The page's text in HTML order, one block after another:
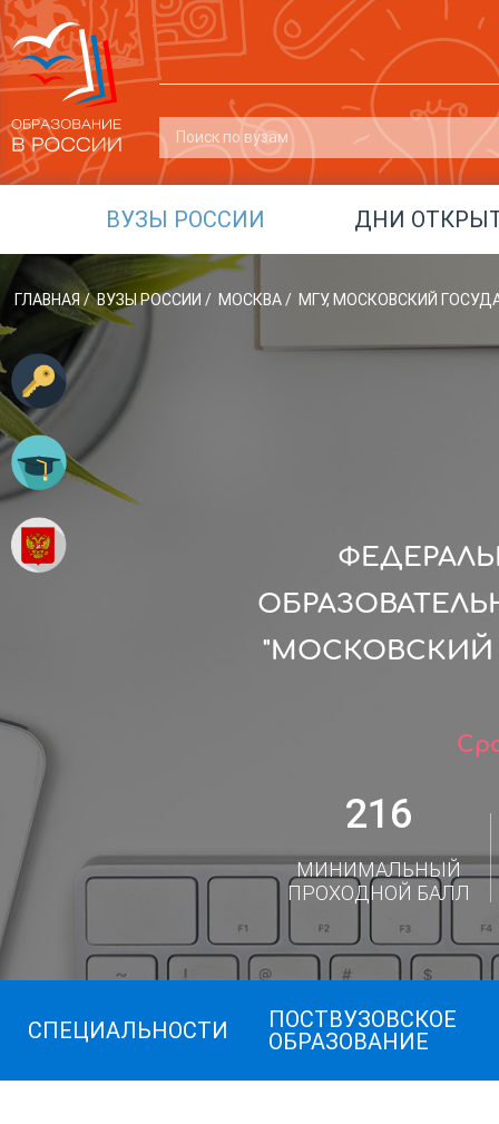
ВУЗЫ РОССИИ ДНИ
ГЛАВНАЯ / ВУЗЫ РОССИИ / МОСКВА/ МГУ, МОСКОВСКИЙ
"МОСКОВСКИЙ
216
МИНИМАЛЬНЫЙ
ПРОХОДНОЙ БАЛЛ
СПЕЦИАЛЬНОСТИ
ПОСТВУЗОВСКОЕ
ОБРАЗОВАНИЕ